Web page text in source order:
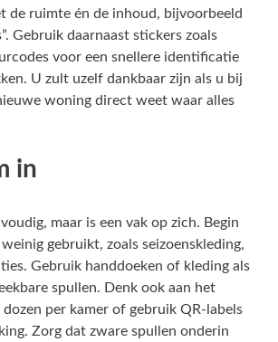
de ruimte én de inhoud, bijvoorbeeld
Gebruik daarnaast stickers zoals
voor een snellere identificatie
U zult uzelf dankbaar zijn als u bij
woning direct weet waar alles
in
maar is een vak op zich. Begin
gebruikt, zoals seizoenskleding,
Gebruik handdoeken of kleding als
spullen. Denk ook aan het
per kamer of gebruik QR-labels
Zorg dat zware spullen onderin